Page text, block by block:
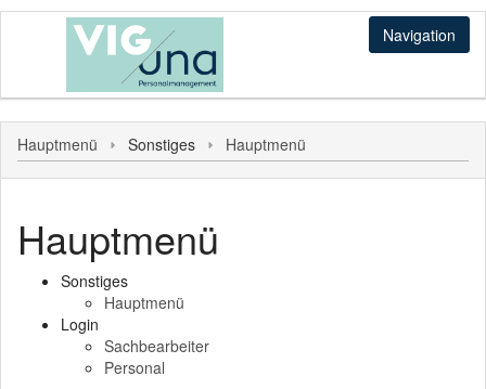
Navigation
Sonstiges
Hauptmenü
Sachbearbeiter
Personal
Hauptmenü Sonstiges Hauptmenü
Hauptmenü
Sonstiges
Hauptmenü
Login
Sachbearbeiter
Personal